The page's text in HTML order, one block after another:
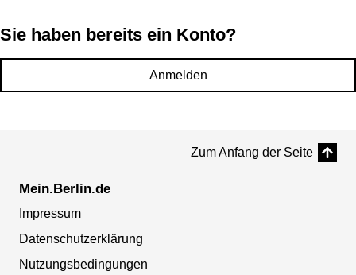
Sie haben bereits ein Konto?
Anmelden
Zum Anfang der Seite
Mein.Berlin.de
Impressum
Datenschutzerklärung
Nutzungsbedingungen